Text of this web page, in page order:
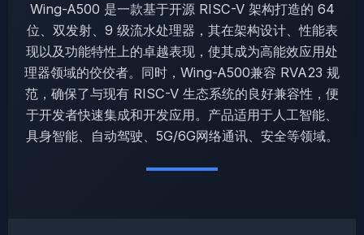
Wing-A500 是一款基于开源 RISC-V 架构打造的 64
位、双发射、9 级流水处理器，其在架构设计、性能表
现以及功能特性上的卓越表现，使其成为高能效应用处
理器领域的佼佼者。同时，Wing-A500兼容 RVA23 规
范，确保了与现有 RISC-V 生态系统的良好兼容性，便
于开发者快速集成和开发应用。产品适用于人工智能、
具身智能、自动驾驶、5G/6G网络通讯、安全等领域。